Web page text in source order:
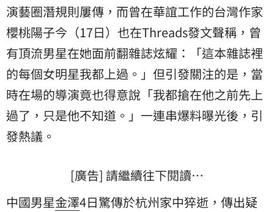
演藝圈潛規則屢傳，而曾在華誼工作的台灣作家
櫻桃陽子今（17日）也在Threads發文聲稱，曾
有頂流男星在她面前翻雜誌炫耀：「這本雜誌裡
的每個女明星我都上過。」但引發關注的是，當
時在場的導演竟也得意說「我都搶在他之前先上
過了，只是他不知道。」一連串爆料曝光後，引
發熱議。
[廣告] 請繼續往下閱讀…
中國男星金澤4日驚傳於杭州家中猝逝，傳出疑